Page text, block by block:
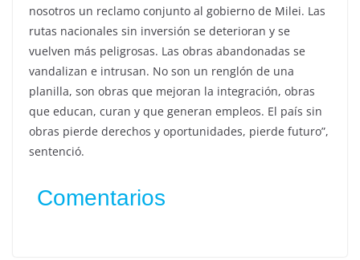
nosotros un reclamo conjunto al gobierno de Milei. Las
rutas nacionales sin inversión se deterioran y se
vuelven más peligrosas. Las obras abandonadas se
vandalizan e intrusan. No son un renglón de una
planilla, son obras que mejoran la integración, obras
que educan, curan y que generan empleos. El país sin
obras pierde derechos y oportunidades, pierde futuro”,
sentenció.
Comentarios